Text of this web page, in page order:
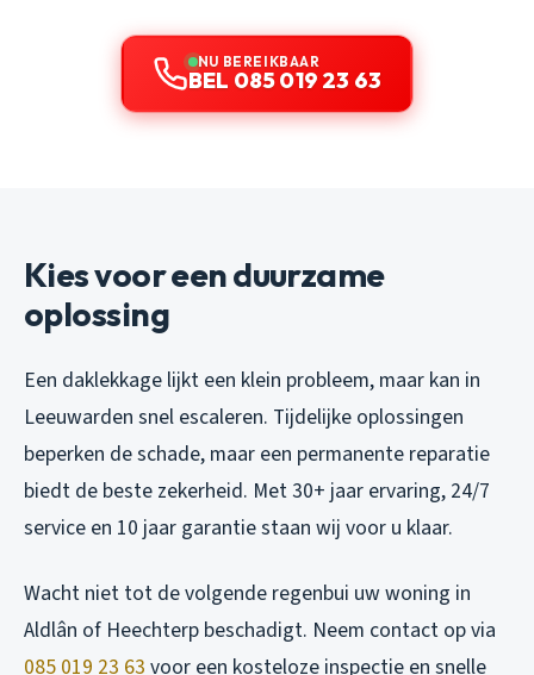
NU BEREIKBAAR
BEL 085 019 23 63
Kies voor een duurzame
oplossing
Een daklekkage lijkt een klein probleem, maar kan in
Leeuwarden snel escaleren. Tijdelijke oplossingen
beperken de schade, maar een permanente reparatie
biedt de beste zekerheid. Met 30+ jaar ervaring, 24/7
service en 10 jaar garantie staan wij voor u klaar.
Wacht niet tot de volgende regenbui uw woning in
Aldlân of Heechterp beschadigt. Neem contact op via
085 019 23 63 voor een kosteloze inspectie en snelle